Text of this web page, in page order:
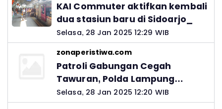
KAI Commuter aktifkan kembali
dua stasiun baru di Sidoarjo_
Selasa, 28 Jan 2025 12:29 WIB
zonaperistiwa.com
Patroli Gabungan Cegah
Tawuran, Polda Lampung
Ingatkan Peran Orang Tua
Selasa, 28 Jan 2025 12:20 WIB